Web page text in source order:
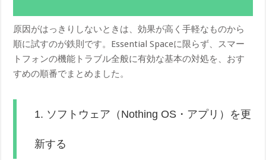
原因がはっきりしないときは、効果が高く手軽なものから
順に試すのが鉄則です。Essential Spaceに限らず、スマー
トフォンの機能トラブル全般に有効な基本の対処を、おす
すめの順番でまとめました。
1. ソフトウェア（Nothing OS・アプリ）を更
新する